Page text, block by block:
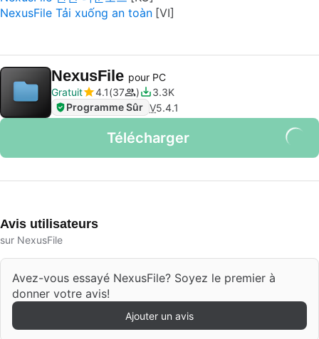
NexusFile Tải xuống an toàn
NexusFile pour PC
Gratuit
4.1 37
3.3K
Programme Sûr V5.4.1
Télécharger
Avis utilisateurs
sur NexusFile
Avez-vous essayé NexusFile? Soyez le premier à
donner votre avis!
Ajouter un avis